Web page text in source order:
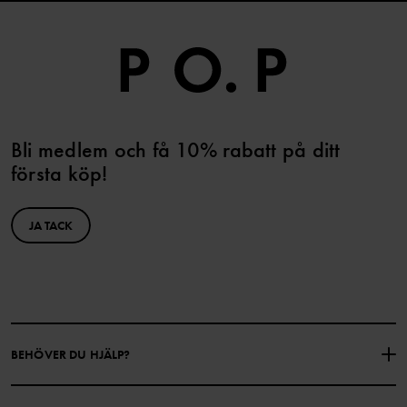
Bli medlem och få 10% rabatt på ditt
första köp!
JA TACK
BEHÖVER DU HJÄLP?